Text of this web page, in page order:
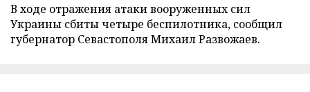
В ходе отражения атаки вооруженных сил
Украины сбиты четыре беспилотника, сообщил
губернатор Севастополя Михаил Развожаев.